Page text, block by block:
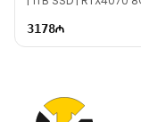
3178